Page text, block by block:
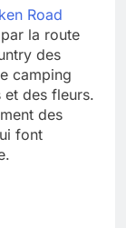
Road
la route
des
camping
et des fleurs.
des
font